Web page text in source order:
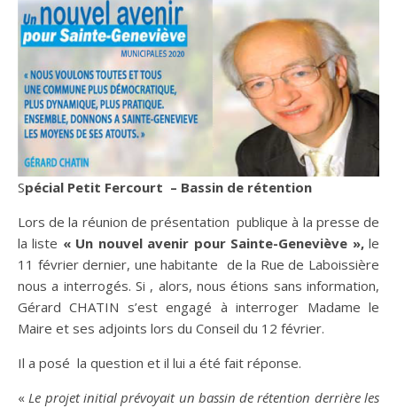
Spécial Petit Fercourt – Bassin de rétention
Lors de la réunion de présentation publique à la presse de
la liste « Un nouvel avenir pour Sainte-Geneviève »,le
11 février dernier, une habitante de la Rue de Laboissière
nous a interrogés. Si , alors, nous étions sans information,
Gérard CHATIN s’est engagé à interroger Madame le
Maire et ses adjoints lors du Conseil du 12 février.
Il a posé la question et il lui a été fait réponse.
«Le projet initial prévoyait un bassin de rétention derrière les